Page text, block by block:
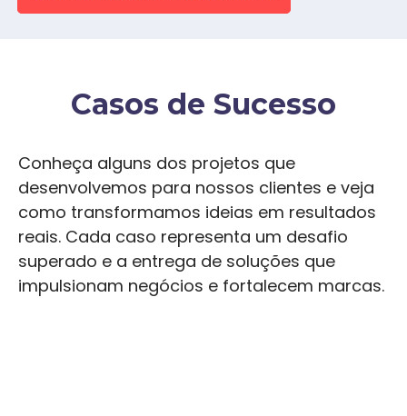
Casos de Sucesso
Conheça alguns dos projetos que
desenvolvemos para nossos clientes e veja
como transformamos ideias em resultados
reais. Cada caso representa um desafio
superado e a entrega de soluções que
impulsionam negócios e fortalecem marcas.